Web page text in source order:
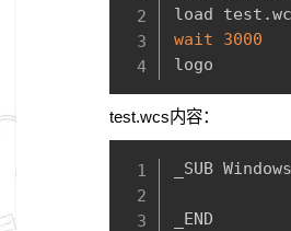
wait
3000
logo
test.wcs内容：
_SUB
_END